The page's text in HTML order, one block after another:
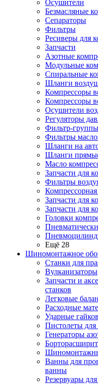
Осушители
Безмасляные
Сепараторы
Фильтры
Ресиверы для
Запчасти
Азотные
Модульные
Спиральные
Шланги
Компрессоры
Компрессоры
Осушители
Регуляторы
Фильтр-группы
Фильтры
Шланги на
Шланги
Масло
Запчасти для
Фильтры
Компрессорная
Запчасти для
Запчасти для
Головки
Ещё 28
Шиномонтажное
Станки для
Вулканизаторы
Запчасти и
станков
Легковые
Расходные
Ударные
Пистолеты
Генераторы
Ванны для
ванны
Резервуары